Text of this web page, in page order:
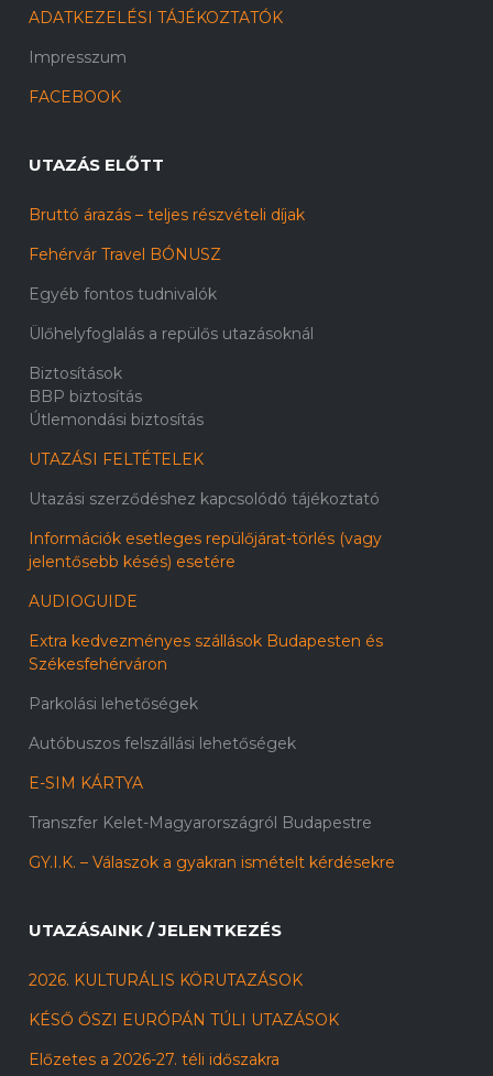
ADATKEZELÉSI TÁJÉKOZTATÓK
Impresszum
FACEBOOK
UTAZÁS ELŐTT
Bruttó árazás – teljes részvételi díjak
Fehérvár Travel BÓNUSZ
Egyéb fontos tudnivalók
Ülőhelyfoglalás a repülős utazásoknál
Biztosítások
BBP biztosítás
Útlemondási biztosítás
UTAZÁSI FELTÉTELEK
Utazási szerződéshez kapcsolódó tájékoztató
Információk esetleges repülőjárat-törlés (vagy
jelentősebb késés) esetére
AUDIOGUIDE
Extra kedvezményes szállások Budapesten és
Székesfehérváron
Parkolási lehetőségek
Autóbuszos felszállási lehetőségek
E-SIM KÁRTYA
Transzfer Kelet-Magyarországról Budapestre
GY.I.K. – Válaszok a gyakran ismételt kérdésekre
UTAZÁSAINK / JELENTKEZÉS
2026. KULTURÁLIS KÖRUTAZÁSOK
KÉSŐ ŐSZI EURÓPÁN TÚLI UTAZÁSOK
Előzetes a 2026-27. téli időszakra